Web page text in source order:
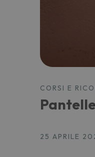
CORSI E
25 APRILE